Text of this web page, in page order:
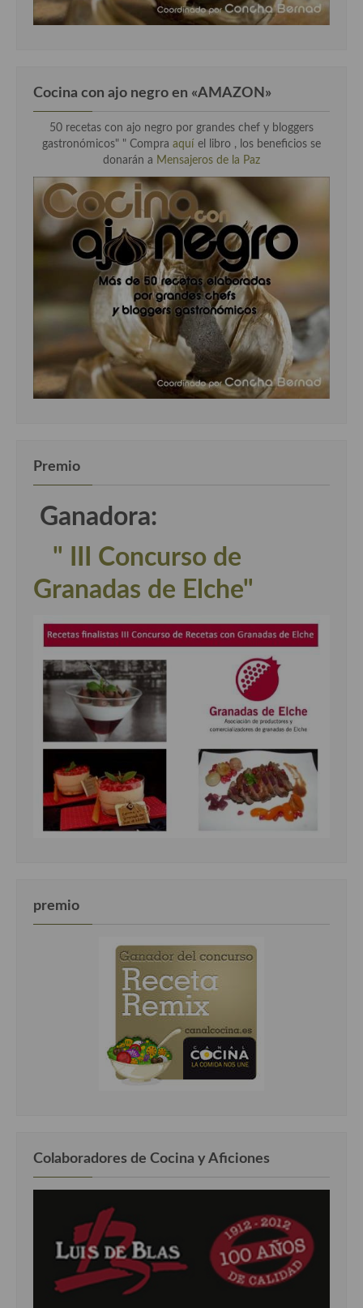
Cocina con ajo negro en «AMAZON»
50 recetas con ajo negro por grandes chef y bloggers
gastronómicos" " Compra aquí el libro , los beneficios se
donarán a Mensajeros de la Paz
Premio
Ganadora:
" III Concurso de
Granadas de Elche"
premio
Colaboradores de Cocina y Aficiones